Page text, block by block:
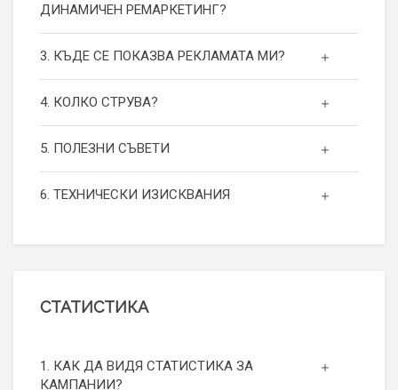
ДИНАМИЧЕН РЕМАРКЕТИНГ?
3. КЪДЕ СЕ ПОКАЗВА РЕКЛАМАТА МИ?
4. КОЛКО СТРУВА?
5. ПОЛЕЗНИ СЪВЕТИ
6. ТЕХНИЧЕСКИ ИЗИСКВАНИЯ
СТАТИСТИКА
1. КАК ДА ВИДЯ СТАТИСТИКА ЗА
КАМПАНИИ?